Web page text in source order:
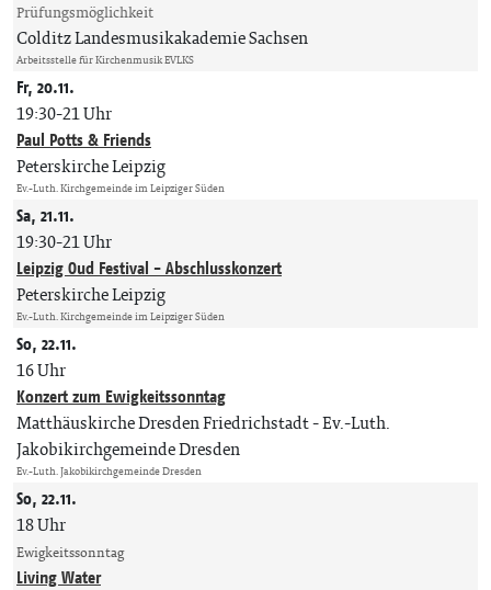
Prüfungsmöglichkeit
Colditz Landesmusikakademie Sachsen
Arbeitsstelle für Kirchenmusik EVLKS
Fr, 20.11.
19:30-21 Uhr
Paul Potts & Friends
Peterskirche Leipzig
Ev.-Luth. Kirchgemeinde im Leipziger Süden
Sa, 21.11.
19:30-21 Uhr
Leipzig Oud Festival - Abschlusskonzert
Peterskirche Leipzig
Ev.-Luth. Kirchgemeinde im Leipziger Süden
So, 22.11.
16 Uhr
Konzert zum Ewigkeitssonntag
Matthäuskirche Dresden Friedrichstadt Ev.-Luth.
Jakobikirchgemeinde Dresden
Ev.-Luth. Jakobikirchgemeinde Dresden
So, 22.11.
18 Uhr
Ewigkeitssonntag
Living Water